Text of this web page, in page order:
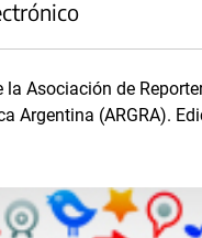
la Asociación de
Argentina (ARGRA).